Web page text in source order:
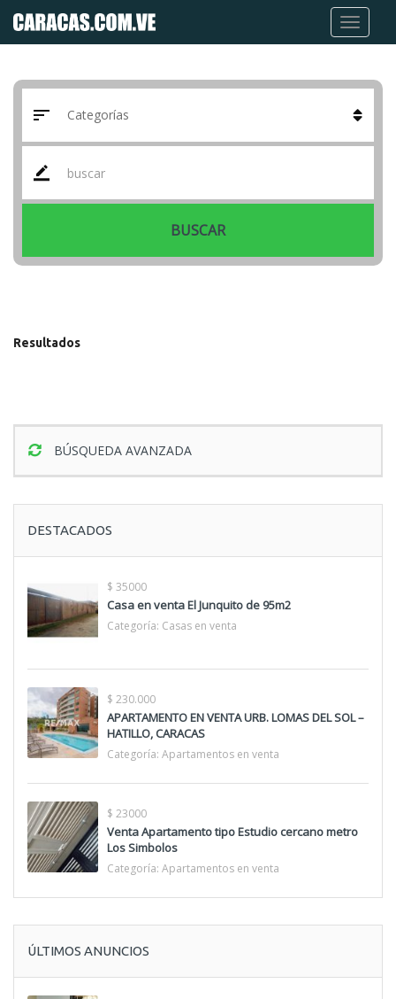
BUSCAR
Resultados
BÚSQUEDA AVANZADA
DESTACADOS
$ 35000
Casa en venta El Junquito de 95m2
Categoría: Casas en venta
$ 230.000
APARTAMENTO EN VENTA URB. LOMAS DEL SOL –
HATILLO, CARACAS
Categoría: Apartamentos en venta
$ 23000
Venta Apartamento tipo Estudio cercano metro
Los Simbolos
Categoría: Apartamentos en venta
ÚLTIMOS ANUNCIOS